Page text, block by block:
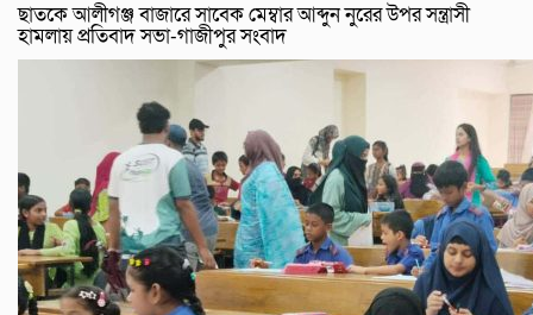
ছাতকে আলীগঞ্জ বাজারে সাবেক মেম্বার আব্দুন নুরের উপর সন্ত্রাসী
হামলায় প্রতিবাদ সভা-গাজীপুর সংবাদ